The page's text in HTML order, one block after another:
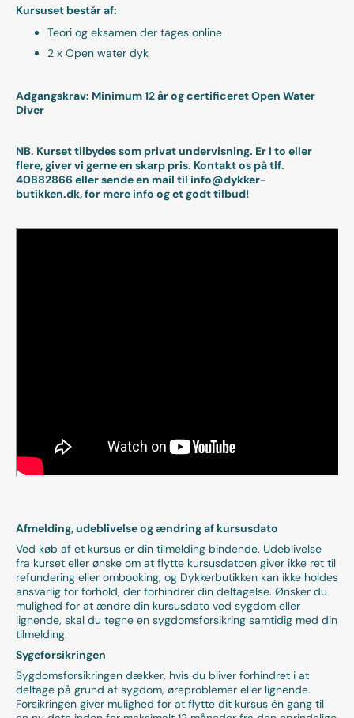
Kursuset består af:
Teori og eksamen der tages online
2 x Open water dyk
Adgangskrav: Minimum 12 år og certificeret Open Water
Diver
NB. Kurset tilbydes som privat undervisning. Er I to eller
flere, giver vi gerne en skarp pris. Kontakt os på tlf.
40882866 eller sende en mail til info@dykker-
butikken.dk,for mere info og et godt tilbud!
Afmelding, udeblivelse og ændring af kursusdato
Ved køb af et kursus er din tilmelding bindende. Udeblivelse
fra kurset eller ønske om at flytte kursusdatoen giver ikke ret til
refundering eller ombooking, og Dykkerbutikken kan ikke holdes
ansvarlig for forhold, der forhindrer din deltagelse. Ønsker du
mulighed for at ændre din kursusdato ved sygdom eller
lignende, skal du tegne en sygdomsforsikring samtidig med din
tilmelding.
Sygeforsikringen
Sygdomsforsikringen dækker, hvis du bliver forhindret i at
deltage på grund af sygdom, øreproblemer eller lignende.
Forsikringen giver mulighed for at flytte dit kursus én gang til